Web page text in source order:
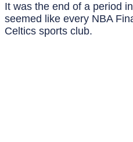
It was the end of a period
seemed like every NBA
Celtics sports club.